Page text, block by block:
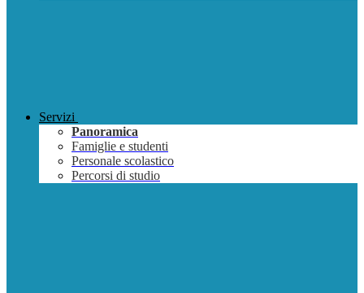
Servizi
Panoramica
Famiglie e studenti
Personale scolastico
Percorsi di studio